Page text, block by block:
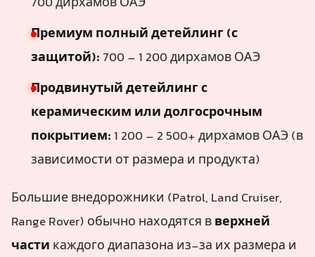
Премиум полный детейлинг (с
защитой):700 – 1 200 дирхамов ОАЭ
Продвинутый детейлинг с
керамическим или долгосрочным
покрытием: 1 200 – 2 500+ дирхамов ОАЭ (в
зависимости от размера и продукта)
Большие внедорожники (Patrol, Land Cruiser,
Range Rover) обычно находятся вверхней
части каждого диапазона из-за их размера и